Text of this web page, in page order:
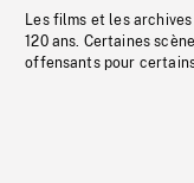
Les films et les
120 ans. Certaines
offensants pour